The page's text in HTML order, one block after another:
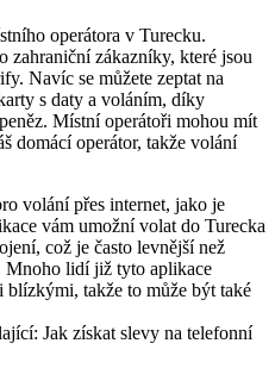
operátora v Turecku.
zahraniční zákazníky, které jsou
Navíc se můžete zeptat na
s daty a voláním, díky
Místní operátoři mohou mít
domácí operátor, takže volání
volání přes internet, jako je
vám umožní volat do Turecka
což je často levnější než
lidí již tyto aplikace
takže to může být také